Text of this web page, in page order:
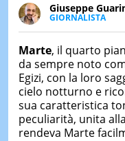
Giuseppe
GIORNALISTA
Ph(D) in Diritto
particolare
Latina e
è presidente
Biblioteca del
Marte, il quarto
da sempre noto
Egizi, con la loro
cielo notturno e
sua caratteristica
peculiarità, unita
rendeva Marte